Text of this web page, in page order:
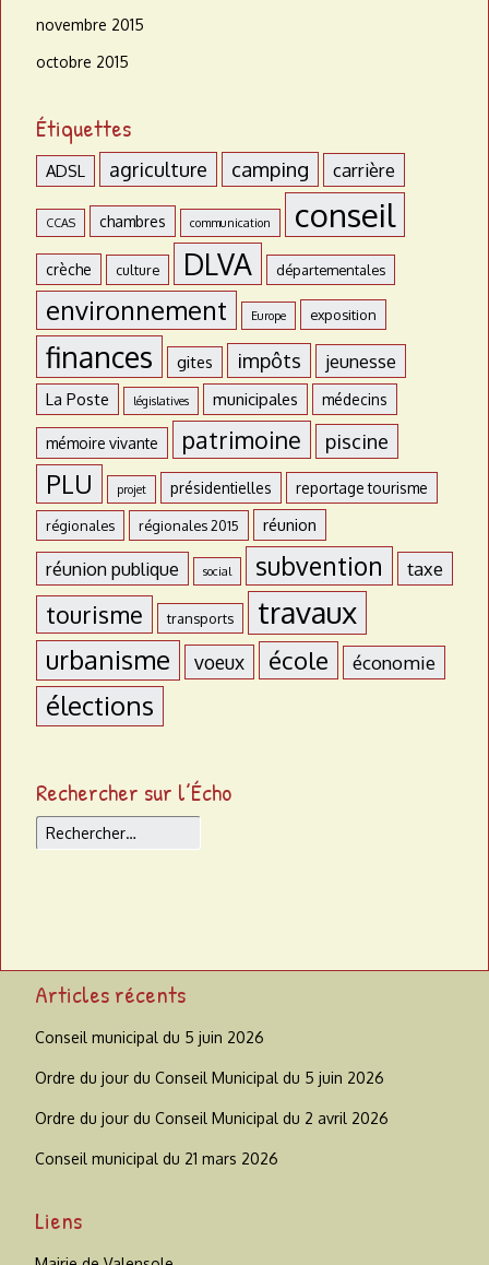
novembre 2015
octobre 2015
Étiquettes
ADSL agriculture camping carrière
CCAS chambres communication conseil
crèche culture DLVA départementales
environnement Europe exposition
finances gites impôts jeunesse
La Poste législatives municipales médecins
mémoire vivante patrimoine piscine
PLU projet présidentielles reportage tourisme
régionales régionales 2015 réunion
réunion publique social subvention taxe
tourisme transports travaux
urbanisme voeux école économie
élections
Rechercher sur l’Écho
Rechercher
Articles récents
Conseil municipal du 5 juin 2026
Ordre du jour du Conseil Municipal du 5 juin 2026
Ordre du jour du Conseil Municipal du 2 avril 2026
Conseil municipal du 21 mars 2026
Liens